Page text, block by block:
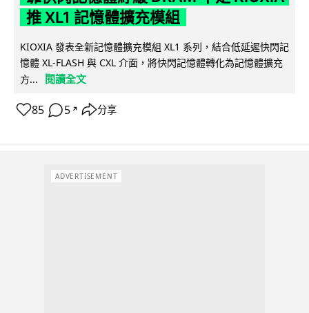
推 XL1 記憶體擴充模組
KIOXIA 發表全新記憶體擴充模組 XL1 系列，結合低延遲快閃記
憶體 XL-FLASH 與 CXL 介面，將快閃記憶體轉化為記憶體擴充
方...
閱讀全文
85 5 ↗ 分享
ADVERTISEMENT